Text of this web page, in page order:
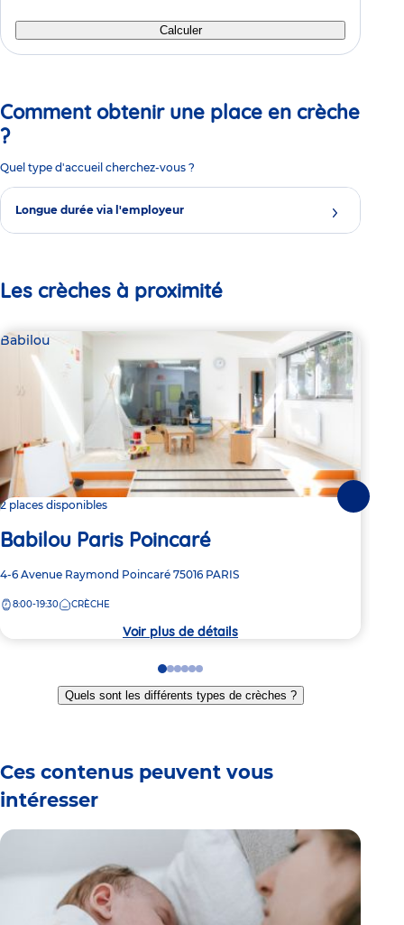
Calculer
Comment obtenir une place en crèche
?
Quel type d'accueil cherchez-vous ?
Longue durée via l'employeur
Les crèches à proximité
Babilou
2 places disponibles
Babilou Paris Poincaré
Adresse
la
4-6 Avenue Raymond Poincaré 75016 PARIS
8:00-19:30 CRÈCHE
Voir plus de détails
Go
to
slide
Go
to
slide
Go
to
slide
Go
to
slide
Go
to
slide
Go
to
slide
Quels sont les différents types de crèches ?
Ces contenus peuvent vous
intéresser